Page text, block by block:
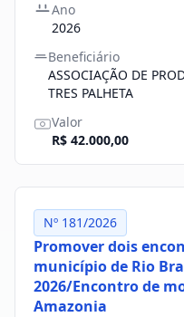
Ano
2026
Beneficiário
ASSOCIAÇÃO DE
TRES PALHETA
Valor
R$ 42.000,00
Nº 181/2026
Promover dois
município de Rio
2026/Encontro de
Amazonia